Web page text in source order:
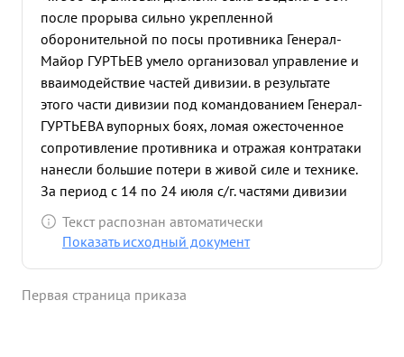
после прорыва сильно укрепленной
оборонительной по посы противника Генерал-
Майор ГУРТЬЕВ умело организовал управление и
вваимодействие частей дивизии. в результате
этого части дивизии под командованием Генерал-
ГУРТЬЕВА вупорных боях, ломая ожесточенное
сопротивление противника и отражая контратаки
нанесли большие потери в живой силе и технике.
За период с 14 по 24 июля с/г. частями дивизии
освобождено 23 населенных пункта, взято в плен
185 и уничтожено 2700 солдат и офицеров
продовольствием и другим военным имуществом.
Текст распознан автоматически
Показать исходный документ
Первая страница приказа